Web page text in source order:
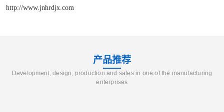
http://www.jnhrdjx.com
产品推荐
Development, design, production and sales in one of the manufacturing
enterprises